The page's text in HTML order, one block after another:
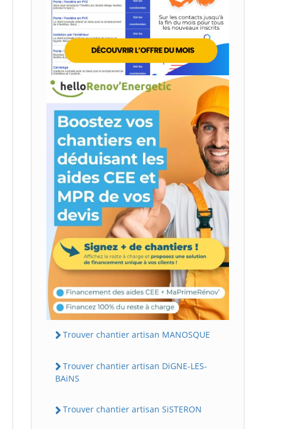
Trouver chantier artisan MANOSQUE
Trouver chantier artisan DiGNE-LES-
BAiNS
Trouver chantier artisan SiSTERON